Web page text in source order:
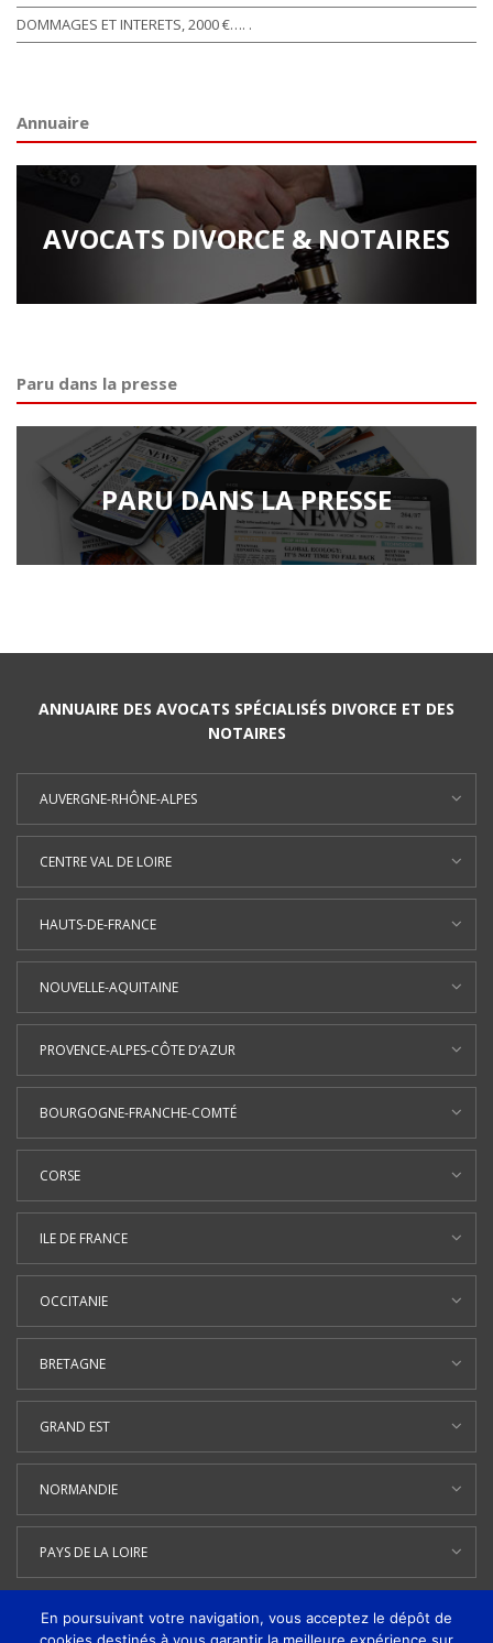
DOMMAGES ET INTERETS, 2000 €…. .
Annuaire
AVOCATS DIVORCE & NOTAIRES
Paru dans la presse
PARU DANS LA PRESSE
ANNUAIRE DES AVOCATS SPÉCIALISÉS DIVORCE ET DES
NOTAIRES
AUVERGNE-RHÔNE-ALPES
CENTRE VAL DE LOIRE
HAUTS-DE-FRANCE
NOUVELLE-AQUITAINE
PROVENCE-ALPES-CÔTE D’AZUR
BOURGOGNE-FRANCHE-COMTÉ
CORSE
ILE DE FRANCE
OCCITANIE
BRETAGNE
GRAND EST
NORMANDIE
PAYS DE LA LOIRE
En poursuivant votre navigation, vous acceptez le dépôt de